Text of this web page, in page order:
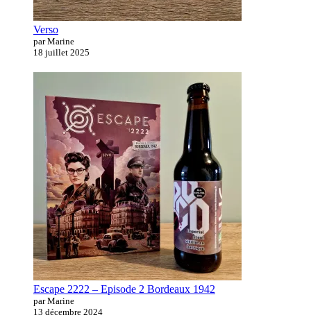
Verso
par Marine
18 juillet 2025
Escape 2222 – Episode 2 Bordeaux 1942
par Marine
13 décembre 2024